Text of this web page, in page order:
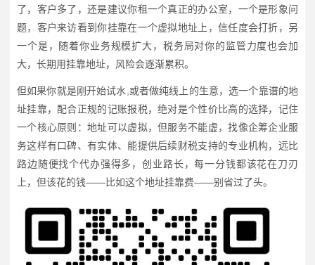
了，客户多了，还是建议你租一个真正的办公室，一个是形象问
题，客户来访看到你挂靠在一个虚拟地址上，信任度会打折，另
一个是，随着你业务规模扩大，税务局对你的监管力度也会加
大，长期用挂靠地址，风险会逐渐累积。
但如果你就是刚开始试水,或者做纯线上的生意，选一个靠谱的地
址挂靠，配合正规的记账报税，绝对是个性价比高的选择，记住
一个核心原则：地址可以虚拟，但服务不能虚，找像企筹企业服
务这样有口碑、有实体、能提供后续财税支持的专业机构，远比
路边随便找个代办强得多，创业路长，每一分钱都该花在刀刃
上，但该花的钱——比如这个地址挂靠费——别省过了头。